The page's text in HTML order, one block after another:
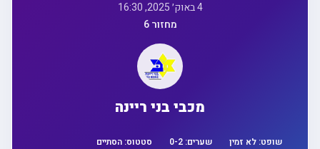
מחזור 6
מכבי בני ריינה
שופט:לא זמין שערים: 0 -2 סטטוס:הסתיים